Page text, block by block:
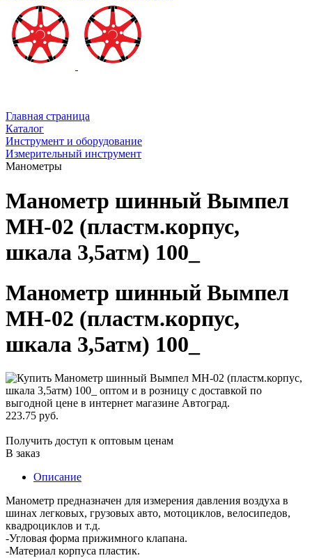
Главная страница
Каталог
Инструмент и оборудование
Измерительный инструмент
Манометры
Манометр шинный Вымпел
МН-02 (пластм.корпус,
шкала 3,5атм) 100_
Манометр шинный Вымпел
МН-02 (пластм.корпус,
шкала 3,5атм) 100_
223.75 руб.
Получить доступ к оптовым ценам
В заказ
Описание
Манометр предназначен для измерения давления воздуха в
шинах легковых, грузовых авто, мотоциклов, велосипедов,
квадроциклов и т.д.
-Угловая форма прижимного клапана.
-Материал корпуса пластик.